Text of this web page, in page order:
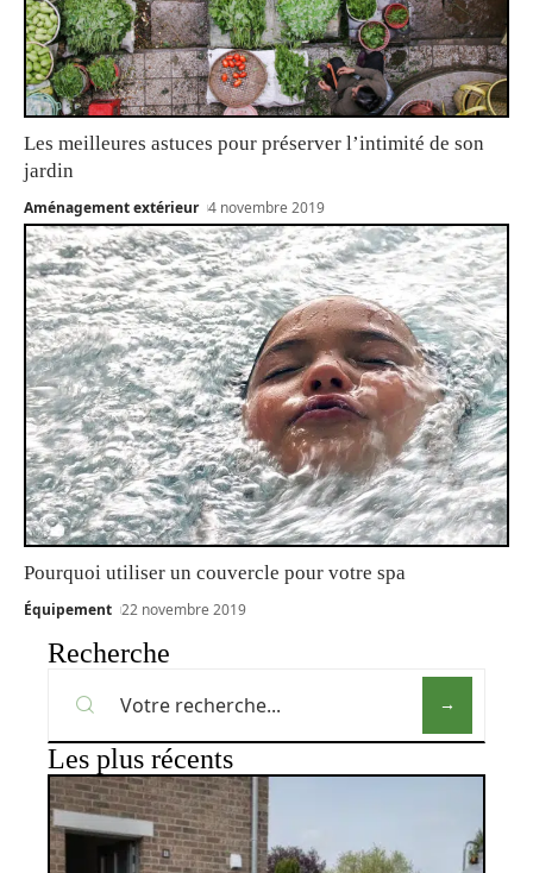
Les meilleures astuces pour préserver l’intimité de son
jardin
Aménagement extérieur 4 novembre 2019
Pourquoi utiliser un couvercle pour votre spa
Équipement 22 novembre 2019
Recherche
Les plus récents